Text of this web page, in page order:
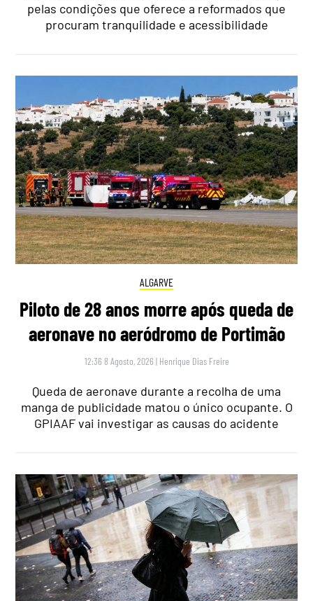
pelas condições que oferece a reformados que
procuram tranquilidade e acessibilidade
ALGARVE
Piloto de 28 anos morre após queda de
aeronave no aeródromo de Portimão
12:36 8 Agosto, 2026 | Henrique Dias Freire
Queda de aeronave durante a recolha de uma
manga de publicidade matou o único ocupante. O
GPIAAF vai investigar as causas do acidente